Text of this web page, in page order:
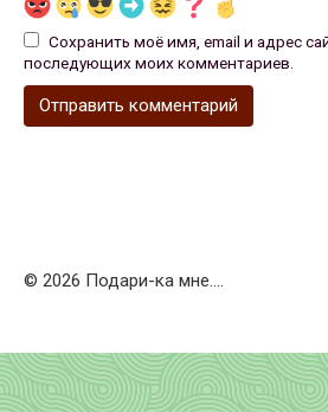
Сохранить моё имя, email и адрес
последующих моих комментариев.
© 2026 Подари-ка мне....